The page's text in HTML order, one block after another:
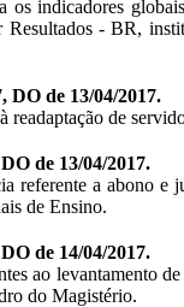
os indicadores
Resultados - BR,
DO de 13/04/2017.
readaptação de
de 13/04/2017.
referente a abono e
de Ensino.
de 14/04/2017.
ao levantamento
do Magistério.